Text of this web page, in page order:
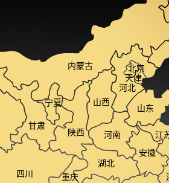
安徽
内蒙古
甘肃
宁夏
河南
陕西
山西
河北
北京
天津
山东
江
湖北
四川 重庆